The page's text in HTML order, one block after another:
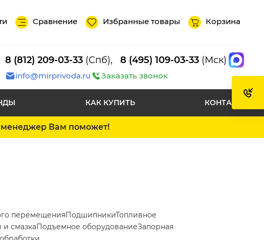
Сравнение Избранные товары Корзина
8 (812) 209-03-33 (Спб), 8 (495) 109-03-33 (Мск)
info@mirprivoda.ru Заказать звонок
КАК КУПИТЬ КОНТАКТЫ
менеджер Вам поможет!
перемещенияПодшипникиТопливное
смазкаПодъемное оборудованиеЗапорная